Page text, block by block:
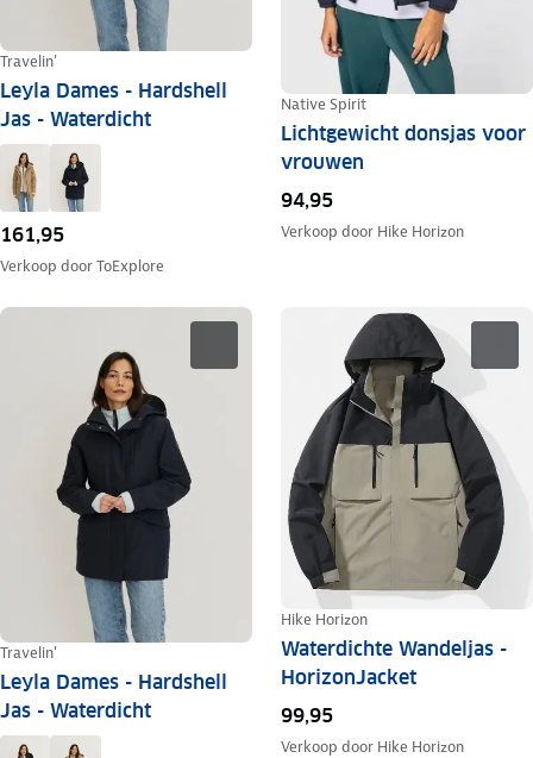
Travelin'
Leyla Dames - Hardshell
Jas - Waterdicht
161,95
Verkoop doorToExplore
Native Spirit
Lichtgewicht donsjas voor
vrouwen
94,95
Verkoop door Hike Horizon
Travelin'
Leyla Dames - Hardshell
Jas - Waterdicht
Hike Horizon
Waterdichte Wandeljas -
HorizonJacket
99,95
Verkoop door Hike Horizon